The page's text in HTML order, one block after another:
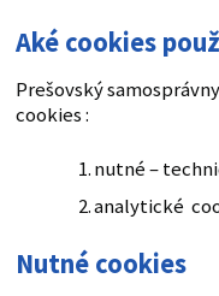
Aké cookies
Prešovský
cookies :
nutné –
analytické
Nutné cookies